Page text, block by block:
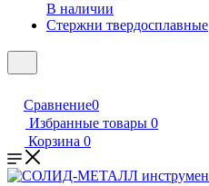
В наличии
Стержни твердосплавные
Сравнение0
Избранные товары 0
Корзина 0